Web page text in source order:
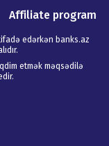
Affiliate program
edərkən banks.az
.
etmək məqsədilə